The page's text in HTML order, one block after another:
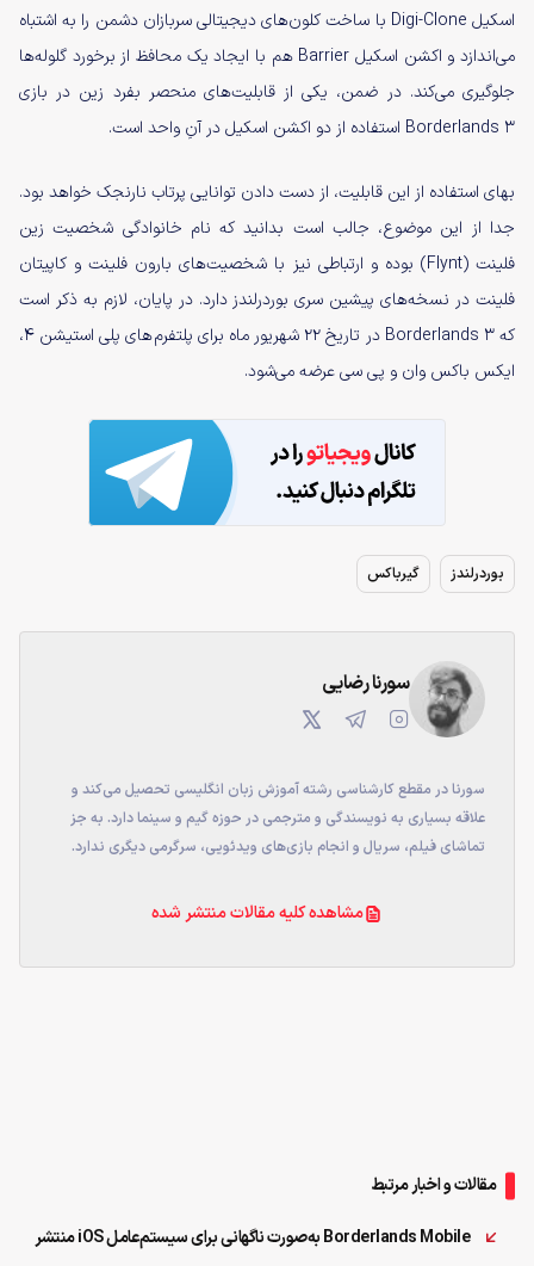
اسکیل Digi-Clone با ساخت کلون‌های دیجیتالی سربازان دشمن را به اشتباه
می‌اندازد و اکشن اسکیل Barrier هم با ایجاد یک محافظ از برخورد گلوله‌ها
جلوگیری می‌کند. در ضمن، یکی از قابلیت‌های منحصر بفرد زین در بازی
Borderlands 3 استفاده از دو اکشن اسکیل در آنِ واحد است.
بهای استفاده از این قابلیت، از دست دادن توانایی پرتاب نارنجک خواهد بود.
جدا از این موضوع، جالب است بدانید که نام خانوادگی شخصیت زین
فلینت (Flynt) بوده و ارتباطی نیز با شخصیت‌های بارون فلینت و کاپیتان
فلینت در نسخه‌های پیشین سری بوردرلندز دارد. در پایان، لازم به ذکر است
که Borderlands 3 در تاریخ ۲۲ شهریور ماه برای پلتفرم‌های پلی استیشن ۴،
ایکس باکس وان و پی سی عرضه می‌شود.
بوردرلندز گیرباکس
سورنا رضایی
سورنا در مقطع کارشناسی رشته آموزش زبان انگلیسی تحصیل می‌کند و
علاقه بسیاری به نویسندگی و مترجمی در حوزه گیم و سینما دارد. به جز
تماشای فیلم، سریال و انجام بازی‌های ویدئویی، سرگرمی دیگری ندارد.
مشاهده کلیه مقالات منتشر شده
مقالات و اخبار مرتبط
Borderlands Mobile به‌صورت ناگهانی برای سیستم‌عامل iOS منتشر